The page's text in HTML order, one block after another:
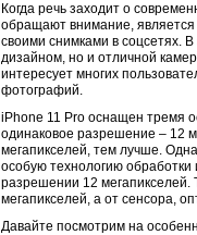
Когда речь заходит о
обращают внимание,
своими снимками в соцсетях.
дизайном, но и отличной
интересует многих
фотографий.
iPhone 11 Pro оснащен тремя
одинаковое разрешение – 12
мегапикселей, тем лучше.
особую технологию обработки
разрешении 12 мегапикселей.
мегапикселей, а от сенсора,
Давайте посмотрим на